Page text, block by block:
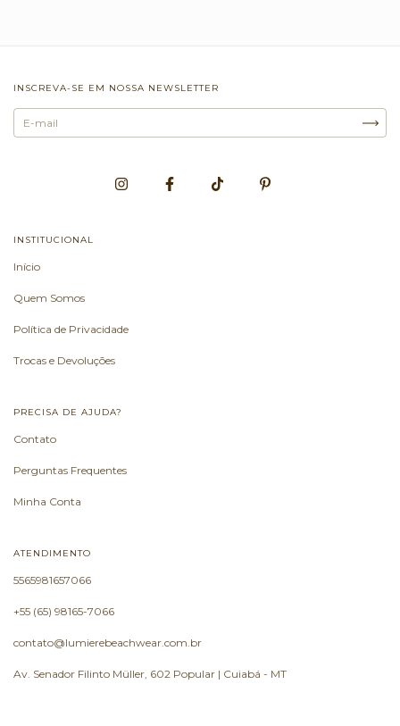
INSCREVA-SE EM NOSSA NEWSLETTER
INSTITUCIONAL
Início
Quem Somos
Política de Privacidade
Trocas e Devoluções
PRECISA DE AJUDA?
Contato
Perguntas Frequentes
Minha Conta
ATENDIMENTO
5565981657066
+55 (65) 98165-7066
contato@lumierebeachwear.com.br
Av. Senador Filinto Müller, 602 Popular | Cuiabá - MT